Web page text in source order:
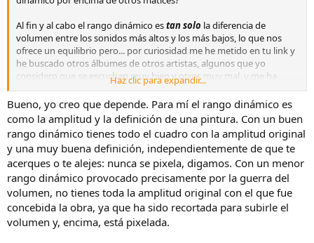
Al fin y al cabo el rango dinámico estan solo la diferencia de
volumen entre los sonidos más altos y los más bajos, lo que nos
ofrece un equilibrio pero... por curiosidad me he metido en tu link y
he buscado otros álbumes de otros artistas, algunos que yo
considero que se escuchan muy bien y otros muy mal, y me ha
sorprendido los resultados que daban en cuanto al rango dinámico,
por lo que claramente estamos reduciendo a eso la calidad sonora
de un álbum y para mi es erróneo.
Una cosa es el "loudness war" (en el que todos estamos en contra
de simplemente subir volúmenes a tope) y otra son los rangos
dinámicos. He buscado discos de Prince de los 80 que para mi
suenan bastante mal y tienen un rango dinámico excelente, lo
mismo pasa con "Destiny" o "Triumph" de The Jacksons; sonido
pobre y grandes resultados de rango. "Curiosamente" los discos de
artistas con una carrera muy larga (por ejemplo Stevie Wonder)
"suenan mejor" (según el link) en los 70 que en los 90...
Haz clic para expandir...
Bueno, yo creo que depende. Para mí el rango dinámico es
como la amplitud y la definición de una pintura. Con un buen
rango dinámico tienes todo el cuadro con la amplitud original
y una muy buena definición, independientemente de que te
acerques o te alejes: nunca se pixela, digamos. Con un menor
rango dinámico provocado precisamente por la guerra del
volumen, no tienes toda la amplitud original con el que fue
concebida la obra, ya que ha sido recortada para subirle el
volumen y, encima, está pixelada.